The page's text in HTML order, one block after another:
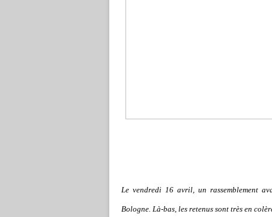
Le vendredi 16 avril, un rassemblement
Bologne. Là-bas, les retenus sont très en